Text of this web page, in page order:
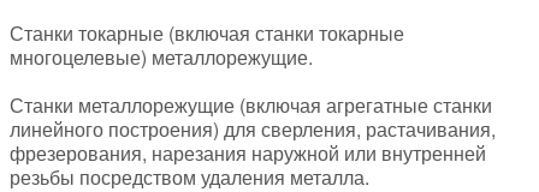
Станки токарные (включая станки токарные
многоцелевые) металлорежущие.
Станки металлорежущие (включая агрегатные станки
линейного построения) для сверления, растачивания,
фрезерования, нарезания наружной или внутренней
резьбы посредством удаления металла.